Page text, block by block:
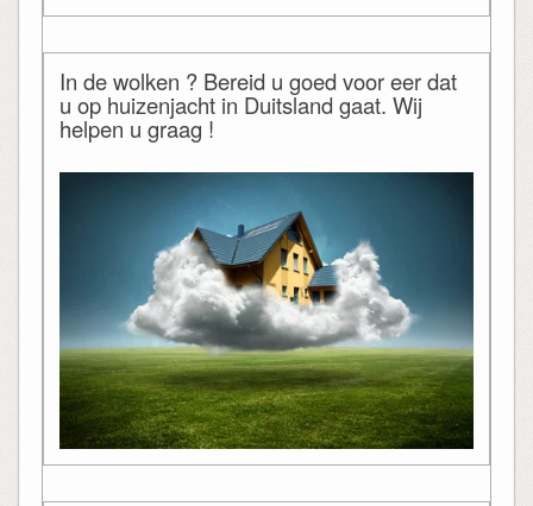
In de wolken ? Bereid u goed voor eer dat
u op huizenjacht in Duitsland gaat. Wij
helpen u graag !